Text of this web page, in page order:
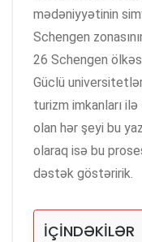
mədəniyyətinin
Schengen
26 Schengen
Güclü
turizm imkanları
olan hər şeyi bu
olaraq isə bu
dəstək göstəririk.
İÇİNDƏKİLƏR